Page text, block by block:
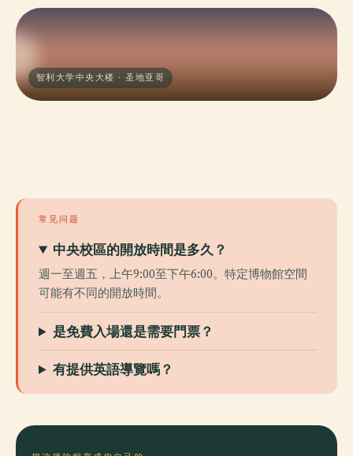
智利大学中央大楼 · 圣地亚哥
常见问题
中央校區的開放時間是多久？
週一至週五，上午9:00至下午6:00。特定博物館空間
可能有不同的開放時間。
是免費入場還是需要門票？
有提供英語導覽嗎？